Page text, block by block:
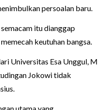
persoalan baru.
itu dianggap
keutuhan bangsa.
Universitas Esa Unggul, M
Jokowi tidak